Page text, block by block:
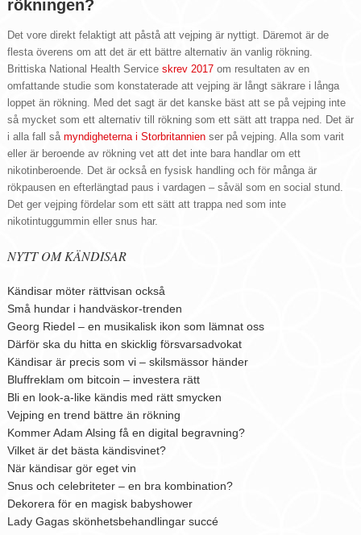
rökningen?
Det vore direkt felaktigt att påstå att vejping är nyttigt. Däremot är de
flesta överens om att det är ett bättre alternativ än vanlig rökning.
Brittiska National Health Service skrev 2017om resultaten av en
omfattande studie som konstaterade att vejping är långt säkrare i långa
loppet än rökning. Med det sagt är det kanske bäst att se på vejping inte
så mycket som ett alternativ till rökning som ett sätt att trappa ned. Det är
i alla fall så myndigheterna i Storbritannienser på vejping. Alla som varit
eller är beroende av rökning vet att det inte bara handlar om ett
nikotinberoende. Det är också en fysisk handling och för många är
rökpausen en efterlängtad paus i vardagen – såväl som en social stund.
Det ger vejping fördelar som ett sätt att trappa ned som inte
nikotintuggummin eller snus har.
NYTT OM KÄNDISAR
Kändisar möter rättvisan också
Små hundar i handväskor-trenden
Georg Riedel – en musikalisk ikon som lämnat oss
Därför ska du hitta en skicklig försvarsadvokat
Kändisar är precis som vi – skilsmässor händer
Bluffreklam om bitcoin – investera rätt
Bli en look-a-like kändis med rätt smycken
Vejping en trend bättre än rökning
Kommer Adam Alsing få en digital begravning?
Vilket är det bästa kändisvinet?
När kändisar gör eget vin
Snus och celebriteter – en bra kombination?
Dekorera för en magisk babyshower
Lady Gagas skönhetsbehandlingar succé